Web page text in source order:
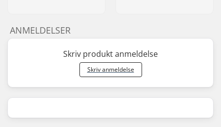
ANMELDELSER
Skriv produkt anmeldelse
Skriv anmeldelse